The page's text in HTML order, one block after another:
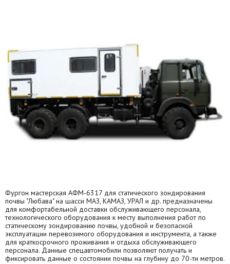
Фургон мастерская АФМ-6317 для статического зондирования
почвы "Любава" на шасси МАЗ, КАМАЗ, УРАЛ и др. предназначены
для комфортабельной доставки обслуживающего персонала,
технологического оборудования к месту выполнения работ по
статическому зондированию почвы, удобной и безопасной
эксплуатации перевозимого оборудования и инструмента, а также
для краткосрочного проживания и отдыха обслуживающего
персонала. Данные спецавтомобили позволяют получать и
фиксировать данные о состоянии почвы на глубину до 70-ти метров.